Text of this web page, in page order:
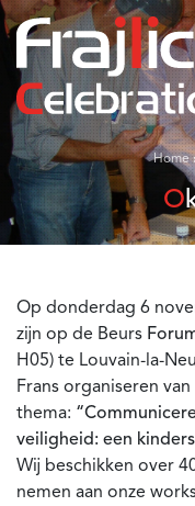
Home
Op donderdag 6
zijn op de Beurs
H05) te Louvain-la-
Frans organiseren
thema:
veiligheid: een
Wij beschikken over
nemen aan onze